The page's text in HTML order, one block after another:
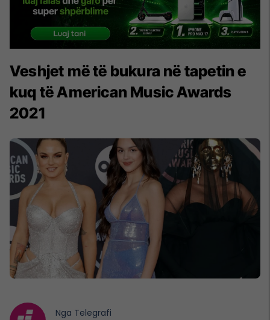
Veshjet më të bukura në tapetin e
kuq të American Music Awards
2021
Nga Telegrafi